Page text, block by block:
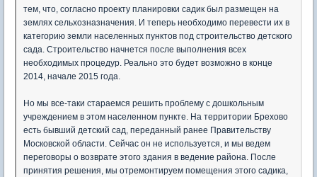
тем, что, согласно проекту планировки садик был размещен на
землях сельхозназначения. И теперь необходимо перевести их в
категорию земли населенных пунктов под строительство детского
сада. Строительство начнется после выполнения всех
необходимых процедур. Реально это будет возможно в конце
2014, начале 2015 года.
Но мы все-таки стараемся решить проблему с дошкольным
учреждением в этом населенном пункте. На территории Брехово
есть бывший детский сад, переданный ранее Правительству
Московской области. Сейчас он не используется, и мы ведем
переговоры о возврате этого здания в ведение района. После
принятия решения, мы отремонтируем помещения этого садика,